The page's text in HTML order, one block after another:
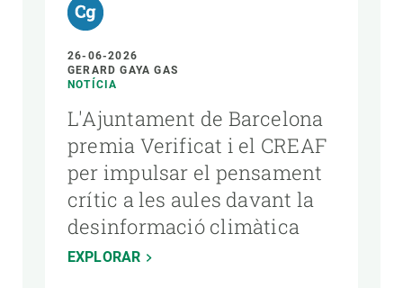
26-06-2026
GERARD GAYA GAS
NOTÍCIA
L'Ajuntament de Barcelona
premia Verificat i el CREAF
per impulsar el pensament
crític a les aules davant la
desinformació climàtica
EXPLORAR